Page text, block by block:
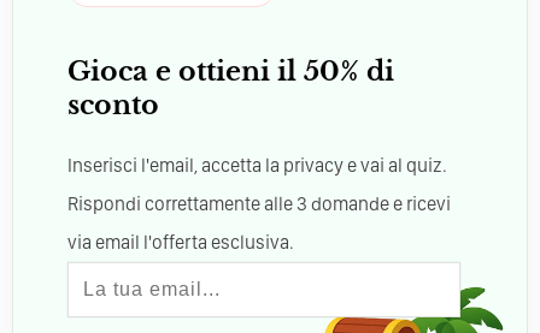
Gioca e ottieni il 50% di
sconto
Inserisci l'email, accetta la privacy e vai al quiz.
Rispondi correttamente alle 3 domande e ricevi
via email l'offerta esclusiva.